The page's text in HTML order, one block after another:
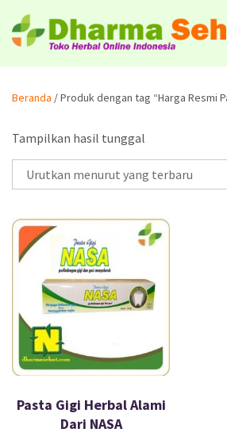
Beranda / Produk dengan tag “Harga Resmi
Tampilkan hasil tunggal
Pasta Gigi Herbal Alami
Dari NASA